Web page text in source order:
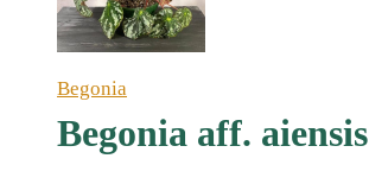
Begonia
Begonia aff. aiensis